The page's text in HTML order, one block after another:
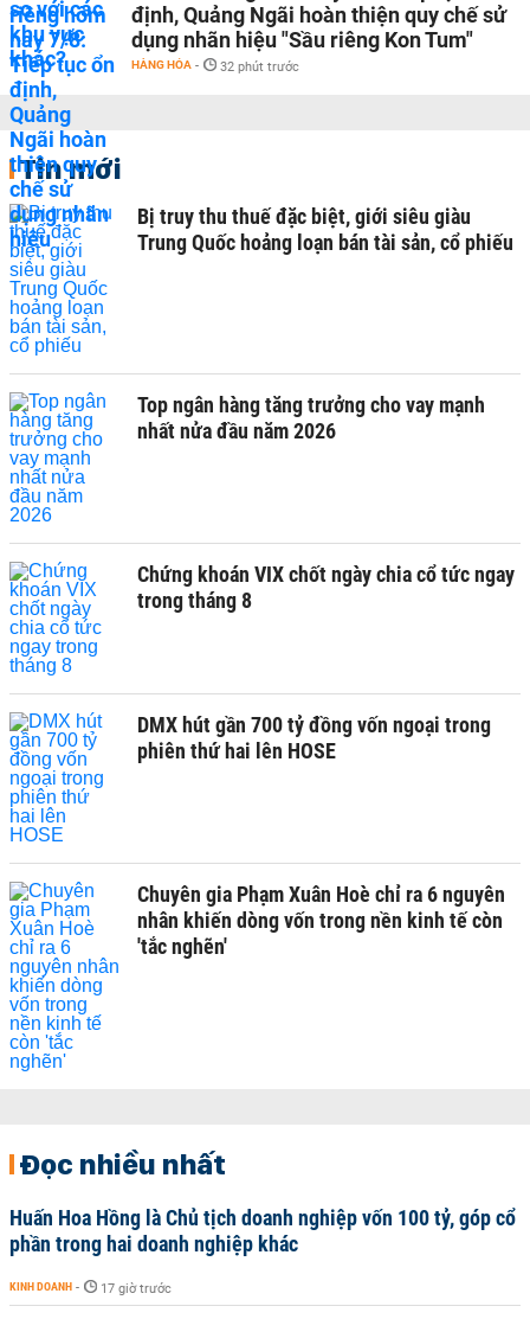
định, Quảng Ngãi hoàn thiện quy chế sử
dụng nhãn hiệu "Sầu riêng Kon Tum"
HÀNG HÓA - 32 phút trước
Tin mới
Bị truy thu thuế đặc biệt, giới siêu giàu
Trung Quốc hoảng loạn bán tài sản, cổ phiếu
Top ngân hàng tăng trưởng cho vay mạnh
nhất nửa đầu năm 2026
Chứng khoán VIX chốt ngày chia cổ tức ngay
trong tháng 8
DMX hút gần 700 tỷ đồng vốn ngoại trong
phiên thứ hai lên HOSE
Chuyên gia Phạm Xuân Hoè chỉ ra 6 nguyên
nhân khiến dòng vốn trong nền kinh tế còn
'tắc nghẽn'
Đọc nhiều nhất
Huấn Hoa Hồng là Chủ tịch doanh nghiệp vốn 100 tỷ, góp cổ
phần trong hai doanh nghiệp khác
KINH DOANH - 17 giờ trước